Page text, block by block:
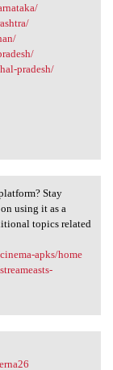
pradesh/
this
Stay
using it as a
topics related
apks/home